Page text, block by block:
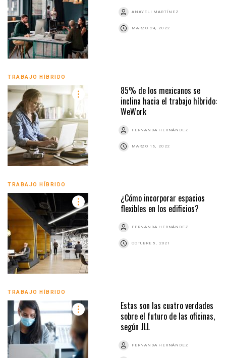
ANAYELI MARTÍNEZ
MARZO 24, 2022
TRABAJO HÍBRIDO
85% de los mexicanos se
inclina hacia el trabajo híbrido:
WeWork
FERNANDA HERNÁNDEZ
MARZO 16, 2022
TRABAJO HÍBRIDO
¿Cómo incorporar espacios
flexibles en los edificios?
FERNANDA HERNÁNDEZ
OCTUBRE 5, 2021
TRABAJO HÍBRIDO
Estas son las cuatro verdades
sobre el futuro de las oficinas,
según JLL
FERNANDA HERNÁNDEZ